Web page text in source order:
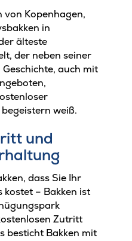
von Kopenhagen,
in
älteste
der neben seiner
auch mit
weiß.
und
dass Sie Ihr
– Bakken ist
Zutritt
besticht Bakken mit